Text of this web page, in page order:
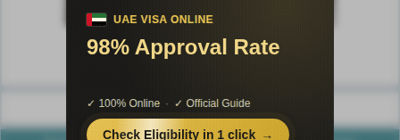
Публикации по педагогике
Разделы публикаций